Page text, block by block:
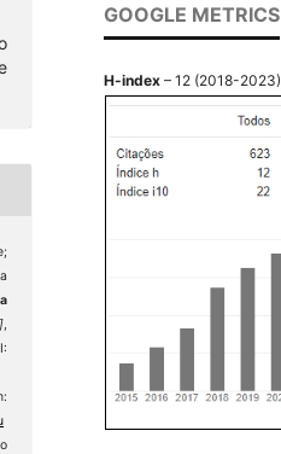
GOOGLE METRICS
H-index – 12 (2018-2023)